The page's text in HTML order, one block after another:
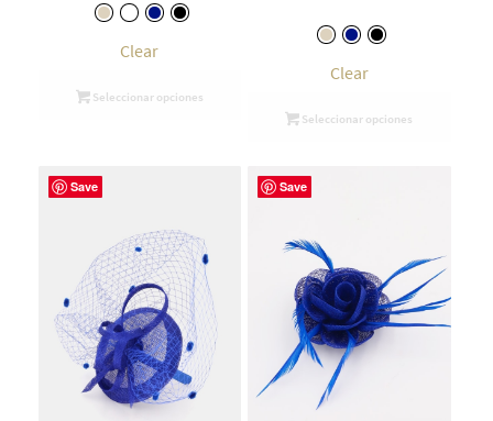
Clear
Seleccionar opciones
Clear
Seleccionar opciones
Save Save